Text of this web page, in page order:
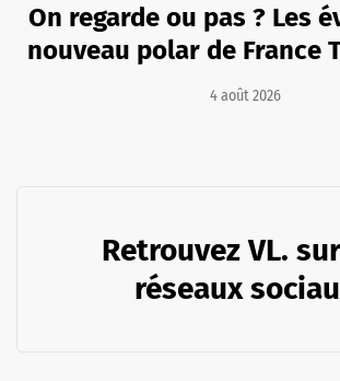
On regarde ou pas ? Les
nouveau polar de France
4 août 2026
Retrouvez VL.
réseaux